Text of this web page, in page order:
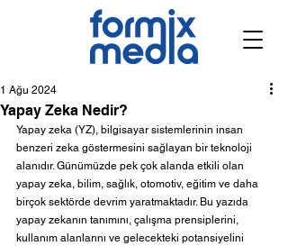
Yapay Zeka Nedir?
1 Ağu 2024
Yapay zeka (YZ), bilgisayar sistemlerinin insan
benzeri zeka göstermesini sağlayan bir teknoloji
alanıdır. Günümüzde pek çok alanda etkili olan
yapay zeka, bilim, sağlık, otomotiv, eğitim ve daha
birçok sektörde devrim yaratmaktadır. Bu yazıda
yapay zekanın tanımını, çalışma prensiplerini,
kullanım alanlarını ve gelecekteki potansiyelini